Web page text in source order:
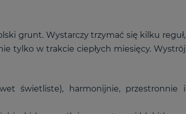
grunt. Wystarczy trzymać się kilku reguł,
tylko w trakcie ciepłych miesięcy. Wystrój
świetliste), harmonijnie, przestronnie i